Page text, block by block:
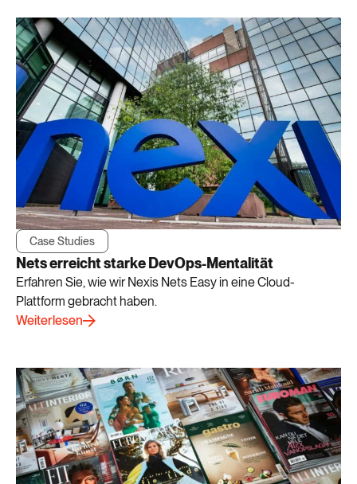
Case Studies
Nets erreicht starke DevOps-Mentalität
Erfahren Sie, wie wir Nexis Nets Easy in eine Cloud-
Plattform gebracht haben.
Weiterlesen